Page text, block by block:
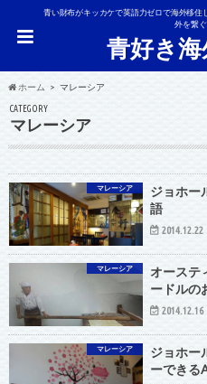
青い財布がキッカケで英語力ゼロで海外移
外を繋
青好き
ホーム マレーシア
CATEGORY
マレーシア
マレーシア
ジョホー
語
2014.12.22
マレーシア
オーステ
ードルの
2014.12.16
マレーシア
ジョホー
ーできる